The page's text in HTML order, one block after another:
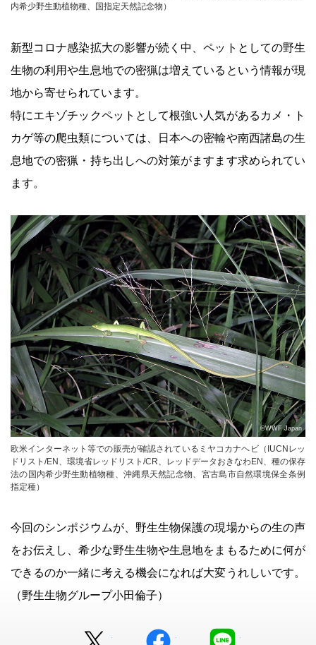
内希少野生動植物種、国指定天然記念物）
新型コロナ感染拡大の影響が続く中、ペットとしての野生
生物の利用や生息地での密猟は増えているという情報が現
地から寄せられています。
特にエキゾチックペットとして根強い人気があるカメ・ト
カゲ等の爬虫類については、日本への密輸や南西諸島の生
息地での密猟・持ち出しへの対策がますます求められてい
ます。
©WWF Japan
欧米インターネット等での販売が確認されているミヤコカナヘビ（IUCNレッ
ドリスト/EN、環境省レッドリスト/CR、レッドデータおきなわEN、種の保存
法の国内希少野生動植物種、沖縄県天然記念物、宮古島市自然環境保全条例
指定種）
今回のシンポジウムが、野生生物保護の現場からの生の声
をお伝えし、希少な野生生物や生息地をまもるために何が
できるのか一緒に考える機会になれば大変うれしいです。
（野生生物グループ小田倫子）
facebook